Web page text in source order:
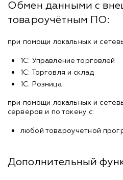
Обмен данными с
товароучётным ПО:
при помощи локальных и
1С: Управление торговлей
1С: Торговля и склад
1С: Розница
при помощи локальных и
серверов и по токену с:
любой товароучетной
Дополнительный